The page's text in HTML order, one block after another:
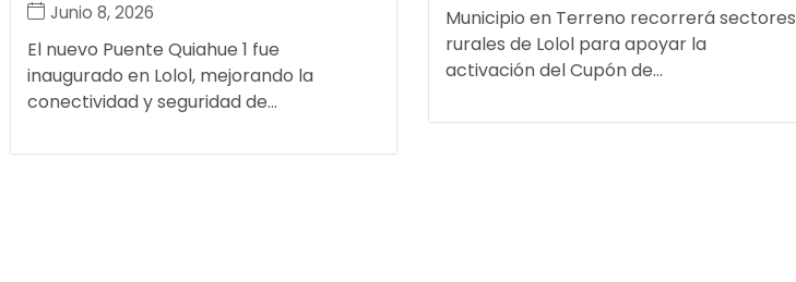
Junio 8, 2026
El nuevo Puente Quiahue 1 fue
inaugurado en Lolol, mejorando la
conectividad y seguridad de...
Municipio en Terreno recorrerá sectores
rurales de Lolol para apoyar la
activación del Cupón de...